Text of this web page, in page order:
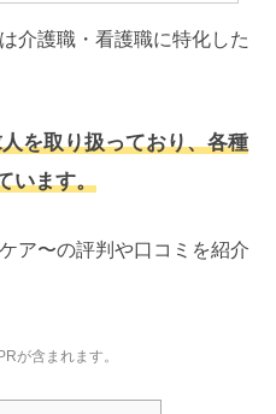
介護職・看護職に特化した
を取り扱っており、各種
います。
ア〜の評判や口コミを紹介
が含まれます。